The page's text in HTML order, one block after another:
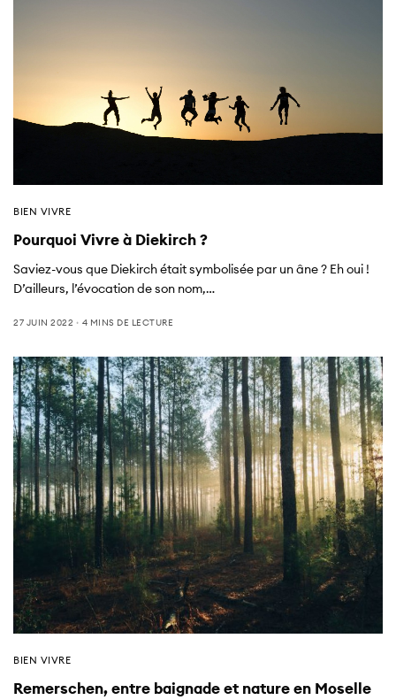
BIEN VIVRE
Pourquoi Vivre à Diekirch ?
Saviez-vous que Diekirch était symbolisée par un âne ? Eh oui !
D’ailleurs, l’évocation de son nom,…
27 JUIN 2022 4 MINS DE LECTURE
BIEN VIVRE
Remerschen, entre baignade et nature en Moselle